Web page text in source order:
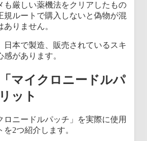
も厳しい薬機法をクリアしたもの
規ルートで購入しないと偽物が混
りません。
日本で製造、販売されているスキ
があります。
マイクロニードルパ
ット
ロニードルパッチ」を実際に使用
2つ紹介します。